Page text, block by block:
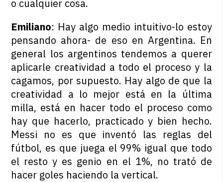
o cualquier cosa.
Emiliano: Hay algo medio intuitivo-lo estoy
pensando ahora- de eso en Argentina. En
general los argentinos tendemos a querer
aplicarle creatividad a todo el proceso y la
cagamos, por supuesto. Hay algo de que la
creatividad a lo mejor está en la última
milla, está en hacer todo el proceso como
hay que hacerlo, practicado y bien hecho.
Messi no es que inventó las reglas del
fútbol, es que juega el 99% igual que todo
el resto y es genio en el 1%, no trató de
hacer goles haciendo la vertical.